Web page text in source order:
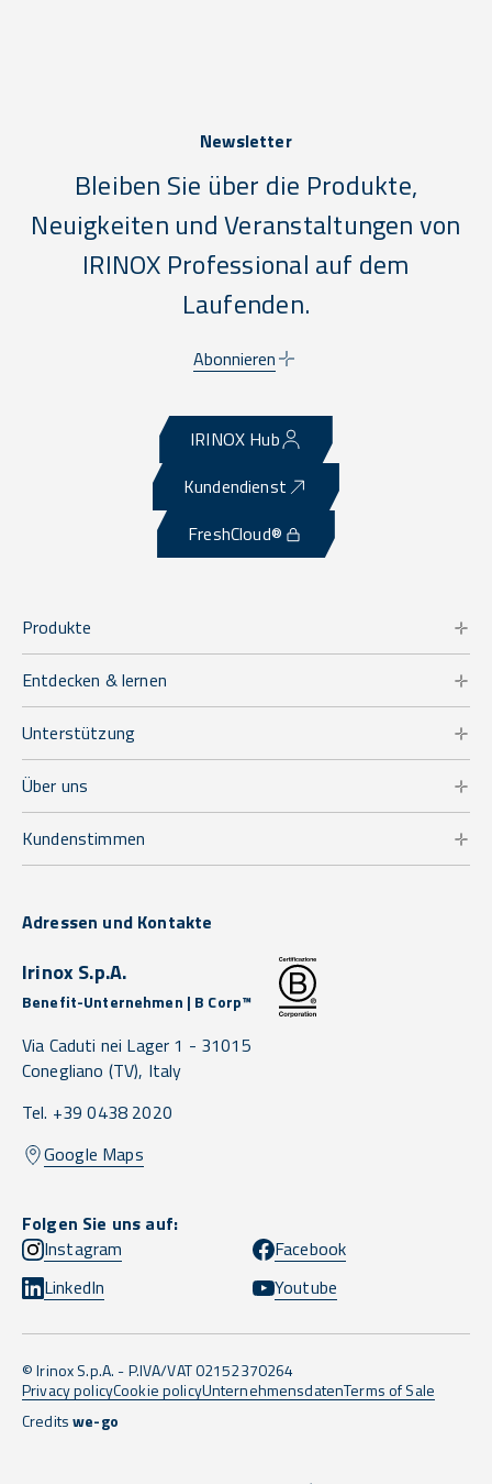
Newsletter
Bleiben Sie über die Produkte,
Neuigkeiten und Veranstaltungen von
IRINOX Professional auf dem
Laufenden.
Abonnieren
IRINOX Hub
Kundendienst
FreshCloud®
Produkte
Entdecken & lernen
Unterstützung
Über uns
Kundenstimmen
Adressen und Kontakte
Irinox S.p.A.
Benefit-Unternehmen | B Corp™
Via Caduti nei Lager 1 - 31015
Conegliano (TV), Italy
Tel. +39 0438 2020
Google Maps
Folgen Sie uns auf:
Instagram
Facebook
LinkedIn
Youtube
© Irinox S.p.A. - P.IVA/VAT 02152370264
Privacy policyCookie policyUnternehmensdatenTerms of Sale
Creditswe-go